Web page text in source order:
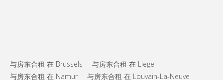
与房东合租 在 Brussels
与房东合租 在 Liege
与房东合租 在 Namur
与房东合租 在 Louvain-La-Neuve